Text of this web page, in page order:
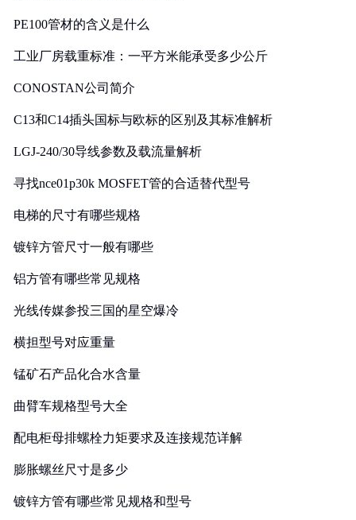
PE100管材的含义是什么
工业厂房载重标准：一平方米能承受多少公斤
CONOSTAN公司简介
C13和C14插头国标与欧标的区别及其标准解析
LGJ-240/30导线参数及载流量解析
寻找nce01p30k MOSFET管的合适替代型号
电梯的尺寸有哪些规格
镀锌方管尺寸一般有哪些
铝方管有哪些常见规格
光线传媒参投三国的星空爆冷
横担型号对应重量
锰矿石产品化合水含量
曲臂车规格型号大全
配电柜母排螺栓力矩要求及连接规范详解
膨胀螺丝尺寸是多少
镀锌方管有哪些常见规格和型号